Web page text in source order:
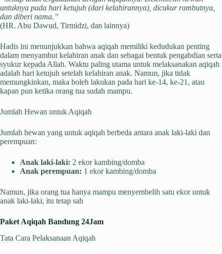
untuknya pada hari ketujuh (dari kelahirannya), dicukur rambutnya,
dan diberi nama.”
(HR. Abu Dawud, Tirmidzi, dan lainnya)
Hadis ini menunjukkan bahwa aqiqah memiliki kedudukan penting
dalam menyambut kelahiran anak dan sebagai bentuk pengabdian serta
syukur kepada Allah. Waktu paling utama untuk melaksanakan aqiqah
adalah hari ketujuh setelah kelahiran anak. Namun, jika tidak
memungkinkan, maka boleh lakukan pada hari ke-14, ke-21, atau
kapan pun ketika orang tua sudah mampu.
Jumlah Hewan untuk Aqiqah
Jumlah hewan yang untuk aqiqah berbeda antara anak laki-laki dan
perempuan:
Anak laki-laki: 2 ekor kambing/domba
Anak perempuan: 1 ekor kambing/domba
Namun, jika orang tua hanya mampu menyembelih satu ekor untuk
anak laki-laki, itu tetap sah
Paket Aqiqah Bandung 24Jam
Tata Cara Pelaksanaan Aqiqah